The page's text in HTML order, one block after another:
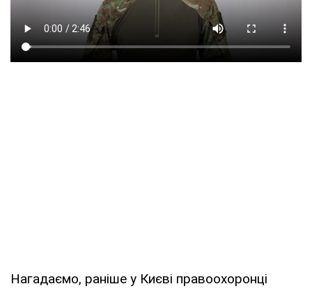
Нагадаємо, раніше у Києві правоохоронці